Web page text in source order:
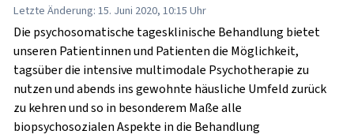
Letzte Änderung: 15. Juni 2020, 10:15 Uhr
Die psychosomatische tagesklinische Behandlung bietet
unseren Patientinnen und Patienten die Möglichkeit,
tagsüber die intensive multimodale Psychotherapie zu
nutzen und abends ins gewohnte häusliche Umfeld zurück
zu kehren und so in besonderem Maße alle
biopsychosozialen Aspekte in die Behandlung